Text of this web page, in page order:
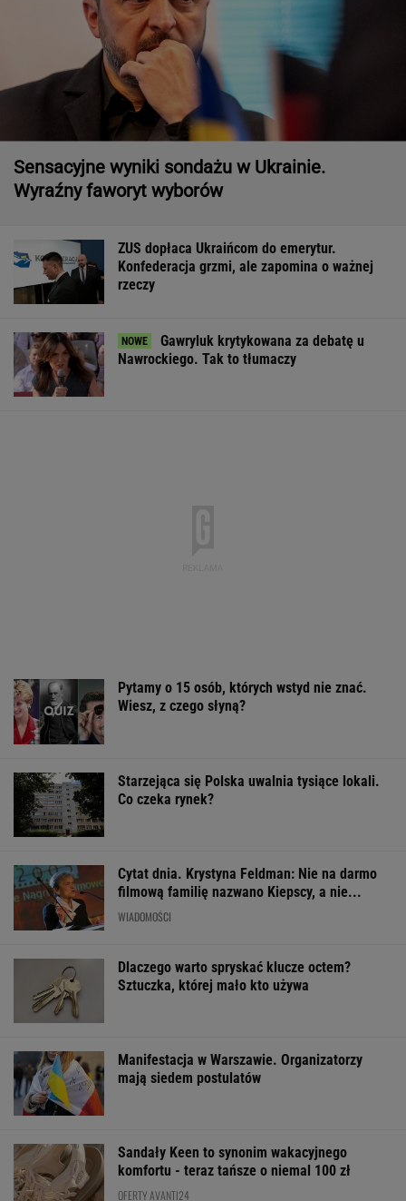
Sensacyjne wyniki sondażu w Ukrainie.
Wyraźny faworyt wyborów
ZUS dopłaca Ukraińcom do emerytur.
Konfederacja grzmi, ale zapomina o ważnej
rzeczy
Gawryluk krytykowana za debatę u
Nawrockiego. Tak to tłumaczy
Pytamy o 15 osób, których wstyd nie znać.
Wiesz, z czego słyną?
Starzejąca się Polska uwalnia tysiące lokali.
Co czeka rynek?
Cytat dnia. Krystyna Feldman: Nie na darmo
filmową familię nazwano Kiepscy, a nie...
WIADOMOŚCI
Dlaczego warto spryskać klucze octem?
Sztuczka, której mało kto używa
Manifestacja w Warszawie. Organizatorzy
mają siedem postulatów
Sandały Keen to synonim wakacyjnego
komfortu - teraz tańsze o niemal 100 zł
OFERTY AVANTI24